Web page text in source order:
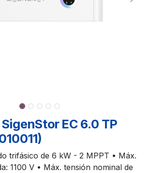
EC 6.0 TP
trifásico de 6 kW - 2 MPPT • Máx.
1100 V • Máx. tensión nominal de